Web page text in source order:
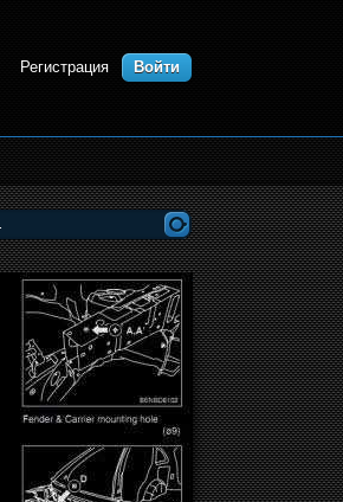
Регистрация Войти